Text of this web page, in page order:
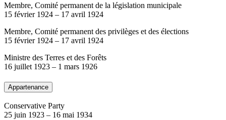
Membre, Comité permanent de la législation municipale
15 février 1924 – 17 avril 1924
Membre, Comité permanent des privilèges et des élections
15 février 1924 – 17 avril 1924
Ministre des Terres et des Forêts
16 juillet 1923 – 1 mars 1926
Appartenance
Conservative Party
25 juin 1923 – 16 mai 1934